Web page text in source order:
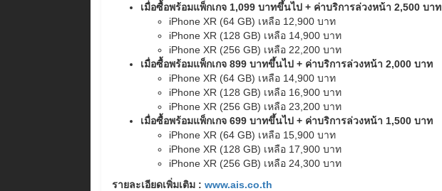
เมื่อซื้อพร้อมแพ็กเกจ 1,099 บาทขึ้นไป + ค่าบริการล่วงหน้า 2,500 บาท
iPhone XR (64 GB) เหลือ 12,900 บาท
iPhone XR (128 GB) เหลือ 14,900 บาท
iPhone XR (256 GB) เหลือ 22,200 บาท
เมื่อซื้อพร้อมแพ็กเกจ 899 บาทขึ้นไป + ค่าบริการล่วงหน้า 2,000 บาท
iPhone XR (64 GB) เหลือ 14,900 บาท
iPhone XR (128 GB) เหลือ 16,900 บาท
iPhone XR (256 GB) เหลือ 23,200 บาท
เมื่อซื้อพร้อมแพ็กเกจ 699 บาทขึ้นไป + ค่าบริการล่วงหน้า 1,500 บาท
iPhone XR (64 GB) เหลือ 15,900 บาท
iPhone XR (128 GB) เหลือ 17,900 บาท
iPhone XR (256 GB) เหลือ 24,300 บาท
รายละเอียดเพิ่มเติม : www.ais.co.th